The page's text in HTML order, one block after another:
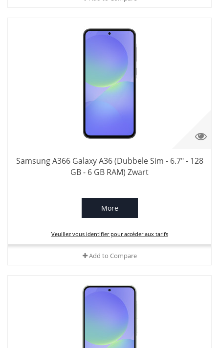
Samsung A366 Galaxy A36 (Dubbele Sim - 6.7" - 128
GB - 6 GB RAM) Zwart
More
Veuillez vous identifier pour accéder aux tarifs
Add to Compare